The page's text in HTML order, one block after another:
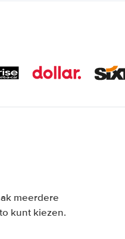
meerdere
kunt kiezen.